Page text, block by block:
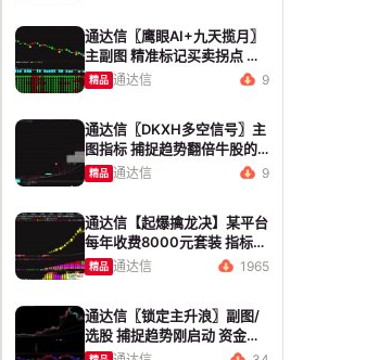
通达信〖鹰眼AI+九天揽月〗
主副图 精准标记买卖拐点 九
维因子共振过滤杂波
精品 通达信 9
通达信〖DKXH多空信号〗主
图指标 捕捉趋势翻倍牛股的
最佳股票指标公式之一
精品 通达信 9
通达信【起爆擒龙决】某平台
每年收费8000元套装 指标源
码 无未来
精品 通达信 1965
通达信〖锁定主升浪〗副图/
选股 捕捉趋势刚启动 资金同
步进场的短线潜力标的